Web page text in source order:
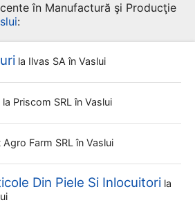
în Manufactură şi Producţie
:
la Ilvas SA în Vaslui
la Priscom SRL în Vaslui
Agro Farm SRL în Vaslui
Din Piele Si Inlocuitori la